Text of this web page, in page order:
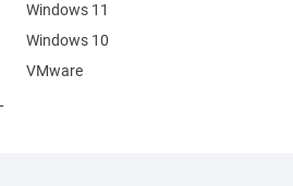
Windows 11
Windows 10
VMware